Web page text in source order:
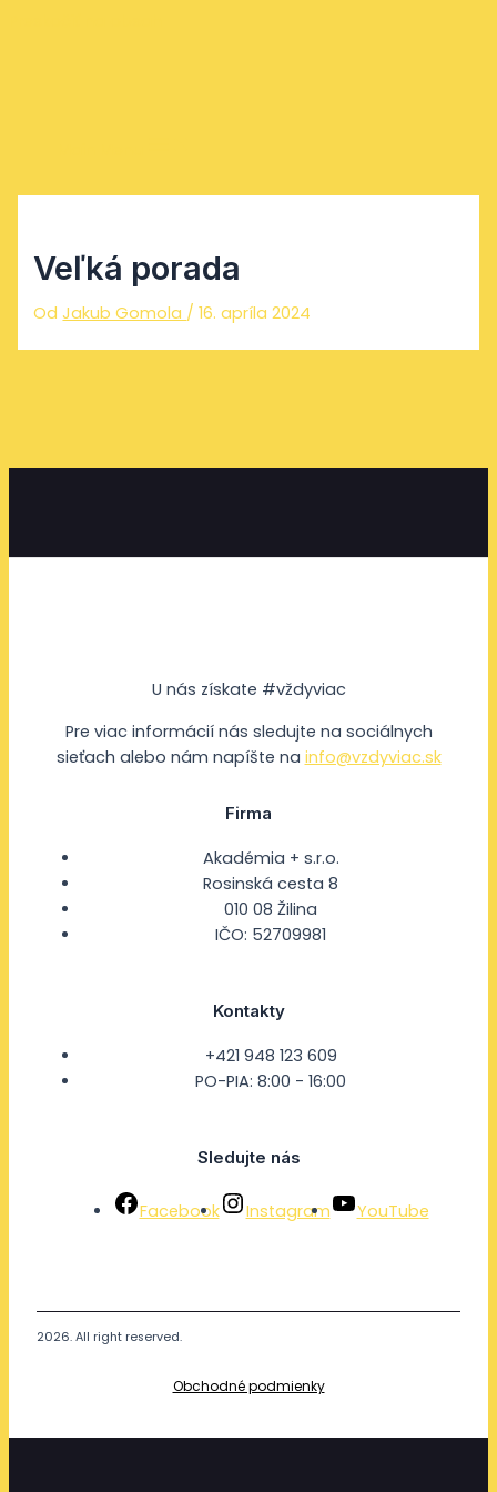
Veľká porada
Od Jakub Gomola /16. apríla 2024
U nás získate #vždyviac
Pre viac informácií nás sledujte na sociálnych
sieťach alebo nám napíšte na info@vzdyviac.sk
Firma
Akadémia + s.r.o.
Rosinská cesta 8
010 08 Žilina
IČO: 52709981
Kontakty
+421 948 123 609
PO-PIA: 8:00 - 16:00
Sledujte nás
Facebook Instagram YouTube
2026. All right reserved.
Obchodné podmienky